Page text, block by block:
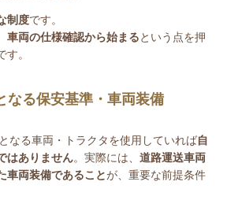
制度です。
車両の仕様確認から始まるという点を押
。
なる保安基準・車両装備
なる車両・トラクタを使用していれば自
はありません。実際には、 道路運送車両
車両装備であることが、重要な前提条件